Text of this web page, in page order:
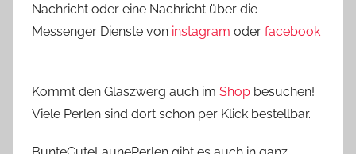
Nachricht oder eine Nachricht über die
Messenger Dienste von instagram oder facebook
.
Kommt den Glaszwerg auch im Shop besuchen!
Viele Perlen sind dort schon per Klick bestellbar.